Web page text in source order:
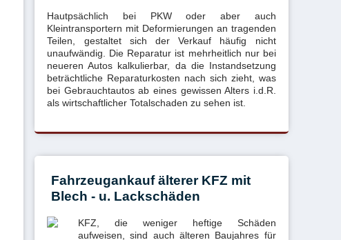
Hautpsächlich bei PKW oder aber auch
Kleintransportern mit Deformierungen an tragenden
Teilen, gestaltet sich der Verkauf häufig nicht
unaufwändig. Die Reparatur ist mehrheitlich nur bei
neueren Autos kalkulierbar, da die Instandsetzung
beträchtliche Reparaturkosten nach sich zieht, was
bei Gebrauchtautos ab eines gewissen Alters i.d.R.
als wirtschaftlicher Totalschaden zu sehen ist.
Fahrzeugankauf älterer KFZ mit
Blech - u. Lackschäden
KFZ, die weniger heftige Schäden
aufweisen, sind auch älteren Baujahres für